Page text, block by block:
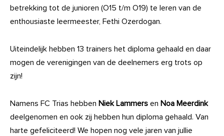
betrekking tot de junioren (O15 t/m O19) te leren van de
enthousiaste leermeester, Fethi Ozerdogan.
Uiteindelijk hebben 13 trainers het diploma gehaald en daar
mogen de verenigingen van de deelnemers erg trots op
zijn!
Namens FC Trias hebben Niek Lammers en Noa Meerdink
deelgenomen en ook zij hebben hun diploma gehaald. Van
harte gefeliciteerd! We hopen nog vele jaren van jullie